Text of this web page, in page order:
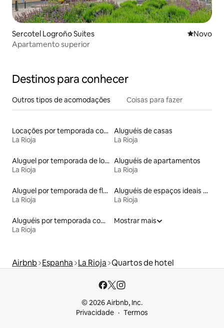
Sercotel Logroño Suites Novo
Novo
Apartamento superior
Destinos para conhecer
Outros tipos de acomodações Coisas para fazer
Locações por temporada com piscina
La Rioja
Aluguéis de casas
La Rioja
Aluguel por temporada de lofts
La Rioja
Aluguéis de apartamentos
La Rioja
Aluguel por temporada de flats
La Rioja
Aluguéis de espaços ideais para famílias
La Rioja
Aluguéis por temporada com café da manhã
La Rioja
Mostrar mais
Airbnb Espanha La Rioja Quartos de hotel
© 2026 Airbnb, Inc.
Privacidade
Termos